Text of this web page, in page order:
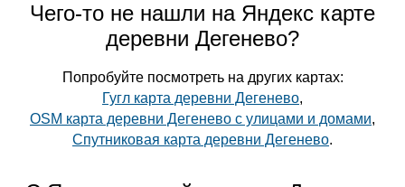
Чего-то не нашли на Яндекс карте
деревни Дегенево?
Попробуйте посмотреть на других картах:
Гугл карта деревни Дегенево,
OSM карта деревни Дегенево с улицами и домами,
Спутниковая карта деревни Дегенево.